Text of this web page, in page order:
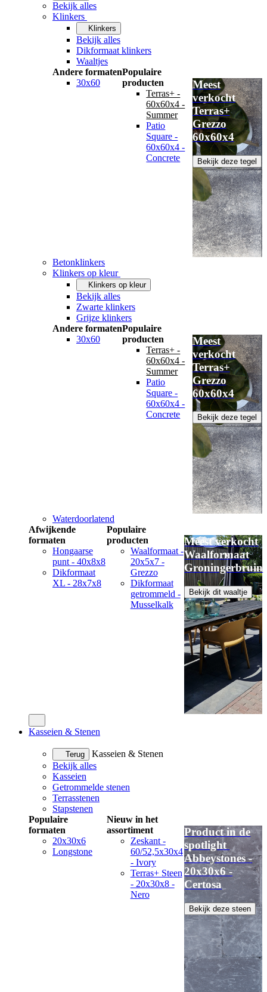
Bekijk alles
Klinkers
Klinkers
Bekijk alles
Dikformaat klinkers
Waaltjes
Andere formaten
30x60
Populaire
producten
Terras+ -
60x60x4 -
Summer
Patio
Square -
60x60x4 -
Concrete
Meest
verkocht
Terras+
Grezzo
60x60x4
Bekijk deze tegel
Betonklinkers
Klinkers op kleur
Klinkers op kleur
Bekijk alles
Zwarte klinkers
Grijze klinkers
Andere formaten
30x60
Populaire
producten
Terras+ -
60x60x4 -
Summer
Patio
Square -
60x60x4 -
Concrete
Meest
verkocht
Terras+
Grezzo
60x60x4
Bekijk deze tegel
Waterdoorlatend
Afwijkende
formaten
Hongaarse
punt - 40x8x8
Dikformaat
XL - 28x7x8
Populaire
producten
Waalformaat -
20x5x7 -
Grezzo
Dikformaat
getrommeld -
Musselkalk
Meest verkocht
Waalformaat
Groningerbruin
Bekijk dit waaltje
Kasseien & Stenen
Terug
Kasseien & Stenen
Bekijk alles
Kasseien
Getrommelde stenen
Terrasstenen
Stapstenen
Populaire
formaten
20x30x6
Longstone
Nieuw in het
assortiment
Zeskant -
60/52,5x30x4
- Ivory
Terras+ Steen
- 20x30x8 -
Nero
Product in de
spotlight
Abbeystones -
20x30x6 -
Certosa
Bekijk deze steen